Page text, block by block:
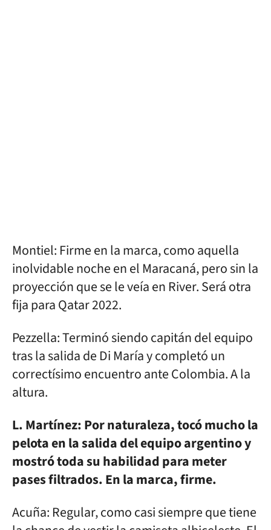
Montiel: Firme en la marca, como aquella
inolvidable noche en el Maracaná, pero sin la
proyección que se le veía en River. Será otra
fija para Qatar 2022.
Pezzella: Terminó siendo capitán del equipo
tras la salida de Di María y completó un
correctísimo encuentro ante Colombia. A la
altura.
L. Martínez: Por naturaleza, tocó mucho la
pelota en la salida del equipo argentino y
mostró toda su habilidad para meter
pases filtrados. En la marca, firme.
Acuña: Regular, como casi siempre que tiene